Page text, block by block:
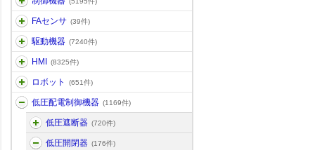
FAセンサ (39件)
駆動機器 (7240件)
HMI (8325件)
ロボット (651件)
低圧配電制御機器 (1169件)
低圧遮断器 (720件)
低圧開閉器 (176件)